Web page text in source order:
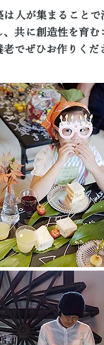
は人が集まること
、共に創造性を育
老でぜひお作りくだ